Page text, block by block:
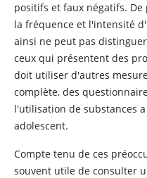
positifs et faux négatifs.
la fréquence et l'intensité
ainsi ne peut pas
ceux qui présentent des
doit utiliser d'autres
complète, des
l'utilisation de substances
adolescent.
Compte tenu de ces
souvent utile de consulter